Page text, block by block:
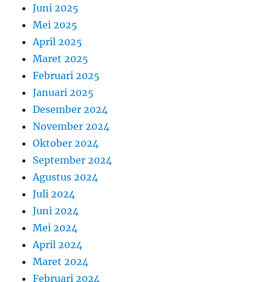
Juni 2025
Mei 2025
April 2025
Maret 2025
Februari 2025
Januari 2025
Desember 2024
November 2024
Oktober 2024
September 2024
Agustus 2024
Juli 2024
Juni 2024
Mei 2024
April 2024
Maret 2024
Februari 2024